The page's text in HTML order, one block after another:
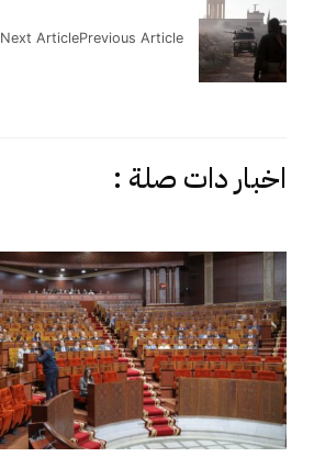
Previous Article
Next Article
اخبار دات صلة :